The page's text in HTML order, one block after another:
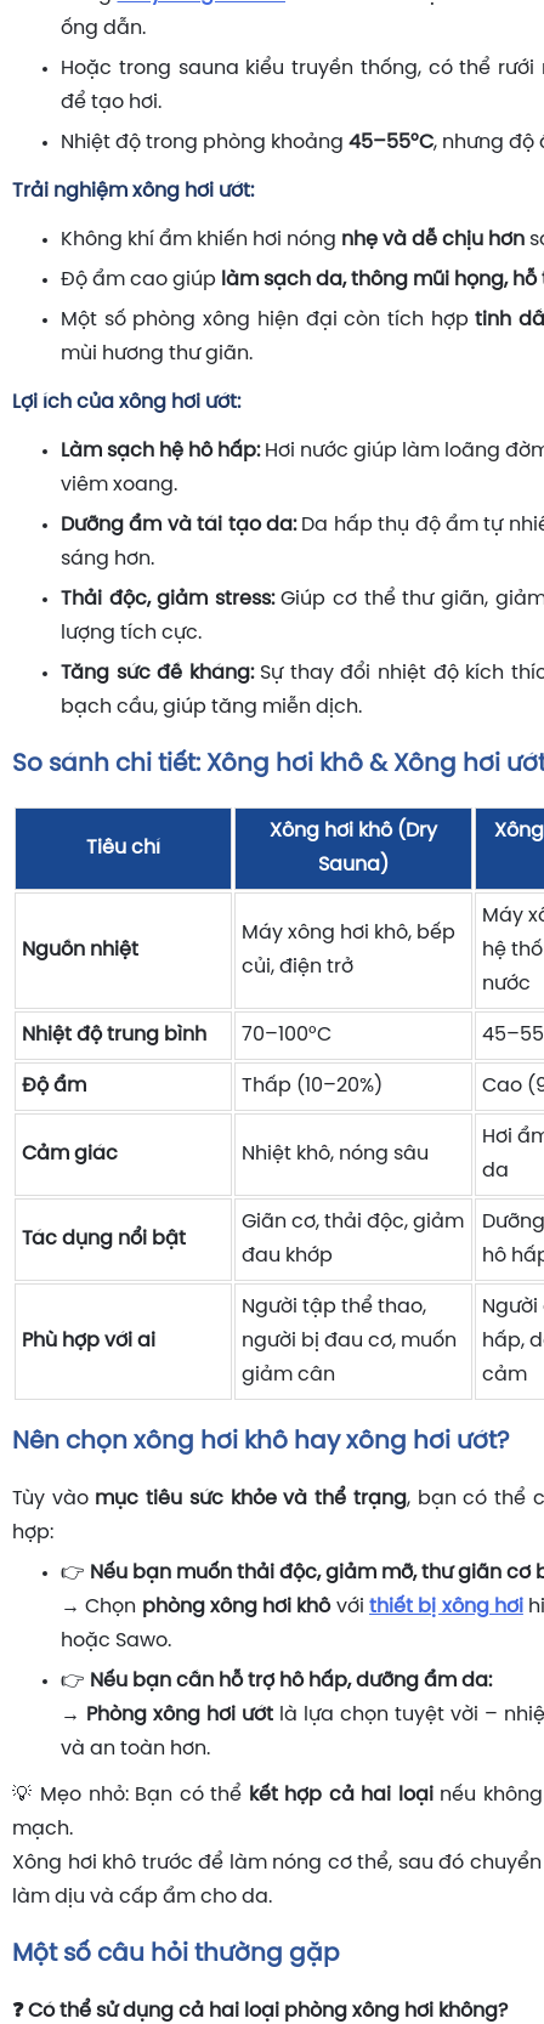
ống dẫn.
Hoặc trong sauna kiểu truyền thống, có thể
để tạo hơi.
Nhiệt độ trong phòng khoảng 45–55°C, nhưng
Trải nghiệm xông hơi ướt:
Không khí ẩm khiến hơi nóng nhẹ và dễ chịu hơn
Độ ẩm cao giúp làm sạch da, thông mũi họng, hỗ
Một số phòng xông hiện đại còn tích hợptinh
mùi hương thư giãn.
Lợi ích của xông hơi ướt:
Làm sạch hệ hô hấp:Hơi nước giúp làm loãng
viêm xoang.
Dưỡng ẩm và tái tạo da:Da hấp thụ độ ẩm tự
sáng hơn.
Thải độc, giảm stress:Giúp cơ thể thư giãn,
lượng tích cực.
Tăng sức đề kháng:Sự thay đổi nhiệt độ kích
bạch cầu, giúp tăng miễn dịch.
So sánh chi tiết: Xông hơi khô & Xông hơi
Tiêu chí
Xông hơi khô (Dry
Sauna)
Nguồn nhiệt
Máy xông hơi khô, bếp
củi, điện trở
Máy
hệ
nước
Nhiệt độ trung bình 70–100°C
Độ ẩm Thấp (10–20%) Cao
Cảm giác Nhiệt khô, nóng sâu
Hơi
da
Tác dụng nổi bật
Giãn cơ, thải độc, giảm
đau khớp
hô
Phù hợp với ai
Người tập thể thao,
người bị đau cơ, muốn
giảm cân
hấp,
cảm
Nên chọn xông hơi khô hay xông hơi ướt?
Tùy vào mục tiêu sức khỏe và thể trạng, bạn có thể
hợp:
👉 Nếu bạn muốn thải độc, giảm mỡ, thư giãn cơ
→ Chọn phòng xông hơi khôvớithiết bị xông hơi
hoặc Sawo.
👉 Nếu bạn cần hỗ trợ hô hấp, dưỡng ẩm da:
→
Phòng xông hơi ướt là lựa chọn tuyệt vời –
và an toàn hơn.
💡 Mẹo nhỏ: Bạn có thể kết hợp cả hai loạinếu
mạch.
Xông hơi khô trước để làm nóng cơ thể, sau đó
làm dịu và cấp ẩm cho da.
Một số câu hỏi thường gặp
❓ Có thể sử dụng cả hai loại phòng xông hơi không?